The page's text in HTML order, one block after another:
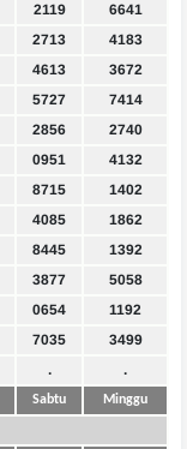
2119
6641
2713
4183
4613
3672
5727
7414
2856
2740
0951
4132
8715
1402
4085
1862
8445
1392
3877
5058
0654
1192
7035
3499
. .
Sabtu Minggu